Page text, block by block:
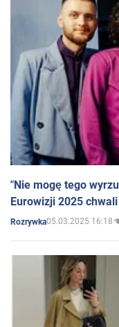
"Nie mogę tego
Eurowizji 2025
Rozrywka05.03.2025 16:18